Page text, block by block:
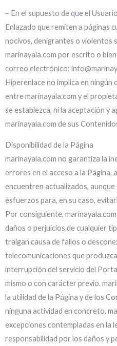
– En el supuesto de que el
Enlazado que remiten a páginas
nocivos, denigrantes o violentos
marinayala.com por escrito o
correo electrónico:
Hiperenlace no implica en ningún
entre marinayala.com y el
se establezca, ni la aceptación y
marinayala.com de sus
Disponibilidad de la Página
marinayala.com no garantiza la
errores en el acceso a la Página,
encuentren actualizados,
esfuerzos para, en su caso,
Por consiguiente,
daños o perjuicios de cualquier
traigan causa de fallos o
telecomunicaciones que
interrupción del servicio del
mismo o con carácter previo.
la utilidad de la Página y de los
ninguna actividad en concreto.
excepciones contempladas en la
responsabilidad por los daños y